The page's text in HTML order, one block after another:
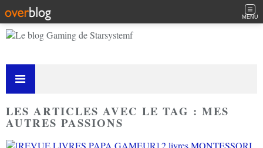
MENU
LES ARTICLES AVEC LE TAG : MES
AUTRES PASSIONS